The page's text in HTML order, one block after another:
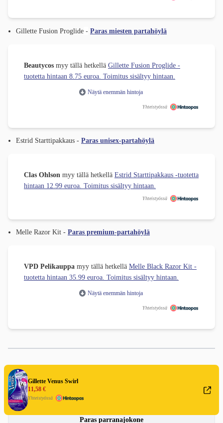
Gillette Venus Swirl
11,58 €
Yhteistyössä
Gillette Fusion Proglide - Paras miesten partahöylä
Beautycos myy tällä hetkellä Gillette Fusion Proglide -
tuotetta hintaan 8.75 euroa. Toimitus sisältyy hintaan.
Näytä enemmän hintoja
Yhteistyössä
Estrid Starttipakkaus - Paras unisex-partahöylä
Clas Ohlson myy tällä hetkellä Estrid Starttipakkaus -tuotetta
hintaan 12.99 euroa. Toimitus sisältyy hintaan.
Yhteistyössä
Melle Razor Kit - Paras premium-partahöylä
VPD Pelikauppa myy tällä hetkellä Melle Black Razor Kit -
tuotetta hintaan 35.99 euroa. Toimitus sisältyy hintaan.
Näytä enemmän hintoja
Yhteistyössä
Testienparas Opas - parranajo ja
karvanpoisto
Paras parranajokone